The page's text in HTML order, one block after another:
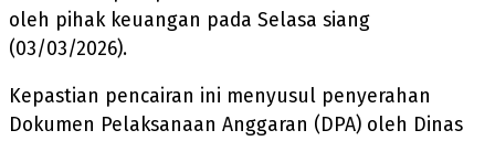
oleh pihak keuangan pada Selasa siang
(03/03/2026).
Kepastian pencairan ini menyusul penyerahan
Dokumen Pelaksanaan Anggaran (DPA) oleh Dinas